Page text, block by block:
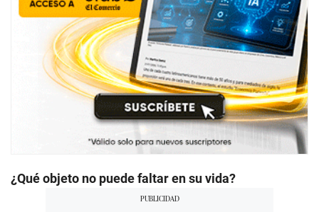
¿Qué objeto no puede faltar en su vida?